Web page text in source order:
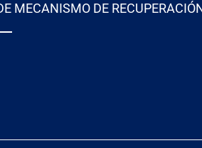
MECANISMO DE